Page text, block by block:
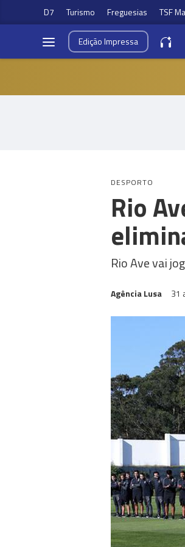
D7 Turismo Freguesias TSF
EdiçãoImpressa
DESPORTO
Rio
Rio Ave vai
Agência Lusa 31